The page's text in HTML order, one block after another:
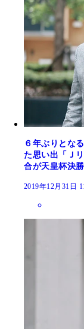
６年ぶりとな
た思い出「Ｊ
合が天皇杯決
2019年12月31日